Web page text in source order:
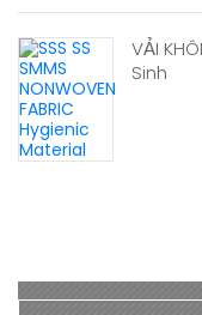
VẢI
Sinh